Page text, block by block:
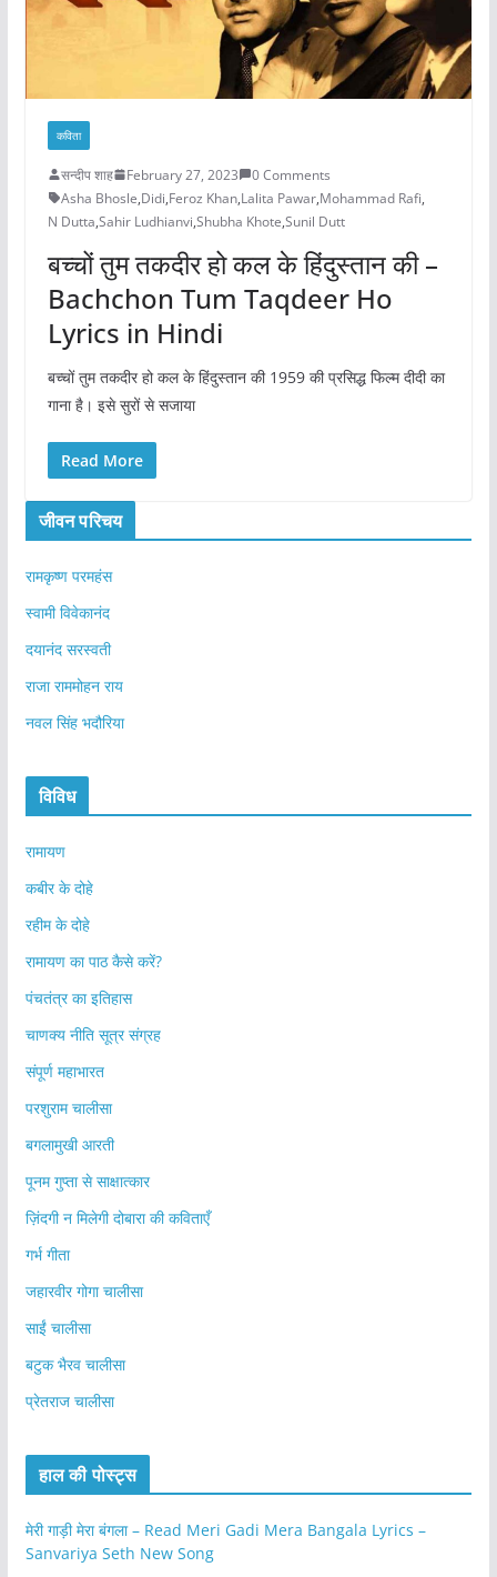
कविता
सन्दीप शाह February 27, 2023
0 Comments
Asha Bhosle,Didi,Feroz Khan,Lalita Pawar,Mohammad Rafi,
N Dutta,Sahir Ludhianvi,Shubha Khote,Sunil Dutt
बच्चों तुम तकदीर हो कल के हिंदुस्तान की –
Bachchon Tum Taqdeer Ho
Lyrics in Hindi
बच्चों तुम तकदीर हो कल के हिंदुस्तान की 1959 की प्रसिद्ध फिल्म दीदी का
गाना है। इसे सुरों से सजाया
Read More
जीवन परिचय
रामकृष्ण परमहंस
स्वामी विवेकानंद
दयानंद सरस्वती
राजा राममोहन राय
नवल सिंह भदौरिया
विविध
रामायण
कबीर के दोहे
रहीम के दोहे
रामायण का पाठ कैसे करें?
पंचतंत्र का इतिहास
चाणक्य नीति सूत्र संग्रह
संपूर्ण महाभारत
परशुराम चालीसा
बगलामुखी आरती
पूनम गुप्ता से साक्षात्कार
ज़िंदगी न मिलेगी दोबारा की कविताएँ
गर्भ गीता
जहारवीर गोगा चालीसा
साईं चालीसा
बटुक भैरव चालीसा
प्रेतराज चालीसा
हाल की पोस्ट्स
मेरी गाड़ी मेरा बंगला – Read Meri Gadi Mera Bangala Lyrics –
Sanvariya Seth New Song